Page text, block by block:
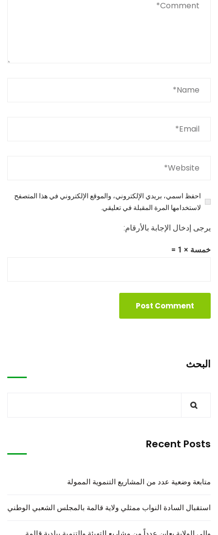
احفظ اسمي، بريدي الإلكتروني، والموقع الإلكتروني في هذا المتصفح
لاستخدامها المرة المقبلة في تعليقي.
يرجى إدخال الإجابة بالأرقام:
خمسة × 1 =
البحث
Recent Posts
متابعة وضعية عدد من المشاريع التنموية الممولة
استقبال السادة النواب ممثلي ولاية قالمة بالمجلس الشعبي الوطني